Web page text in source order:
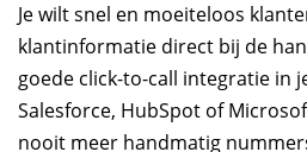
Je wilt snel en moeiteloos
klantinformatie direct bij de
goede click-to-call integratie in
Salesforce, HubSpot of
nooit meer handmatig